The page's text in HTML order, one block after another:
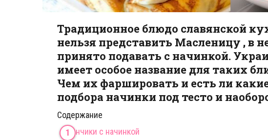
Традиционное блюдо славянской
нельзя представить Масленицу , в
принято подавать с начинкой.
имеет особое название для таких
Чем их фаршировать и есть ли
подбора начинки под тесто и
Содержание
Блинчики с начинкой